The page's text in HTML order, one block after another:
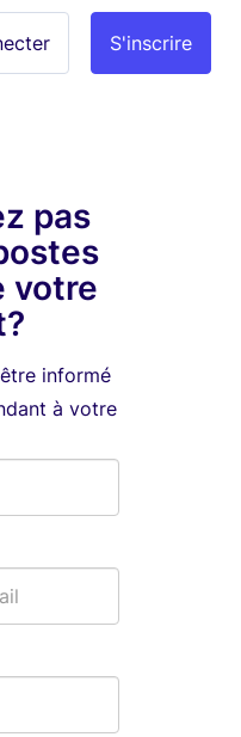
S'inscrire
pas
votre
informé
à votre